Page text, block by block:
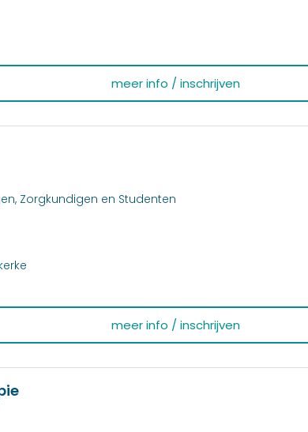
meer info / inschrijven
Zorgkundigen en Studenten
meer info / inschrijven